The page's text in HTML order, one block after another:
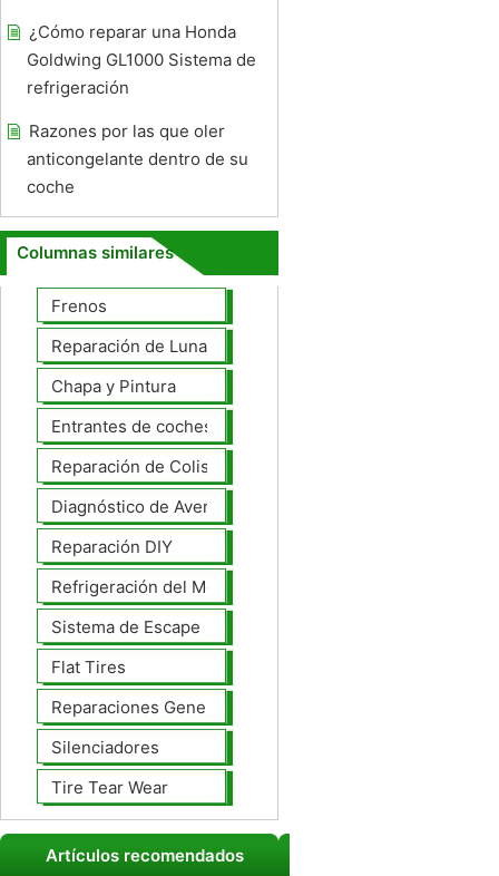
¿Cómo reparar una Honda
Goldwing GL1000 Sistema de
refrigeración
Razones por las que oler
anticongelante dentro de su
coche
Columnas similares
Frenos
Reparación de Lunas
Chapa y Pintura
Entrantes de coches
Reparación de Colisiones
Diagnóstico de Averías
Reparación DIY
Refrigeración del Motor
Sistema de Escape
Flat Tires
Reparaciones Generales
Silenciadores
Tire Tear Wear
Artículos recomendados